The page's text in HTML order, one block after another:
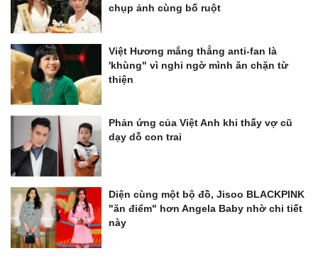
chụp ảnh cùng bố ruột
Việt Hương mắng thẳng anti-fan là
'khùng" vì nghi ngờ mình ăn chặn từ
thiện
Phản ứng của Việt Anh khi thấy vợ cũ
dạy dỗ con trai
Diện cùng một bộ đồ, Jisoo BLACKPINK
"ăn điểm" hơn Angela Baby nhờ chi tiết
này